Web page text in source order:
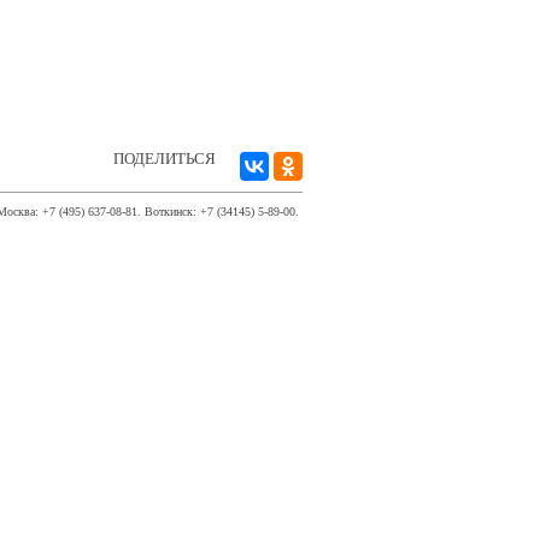
ПОДЕЛИТЬСЯ
+7 (495) 637-08-81. Воткинск: +7 (34145) 5-89-00.